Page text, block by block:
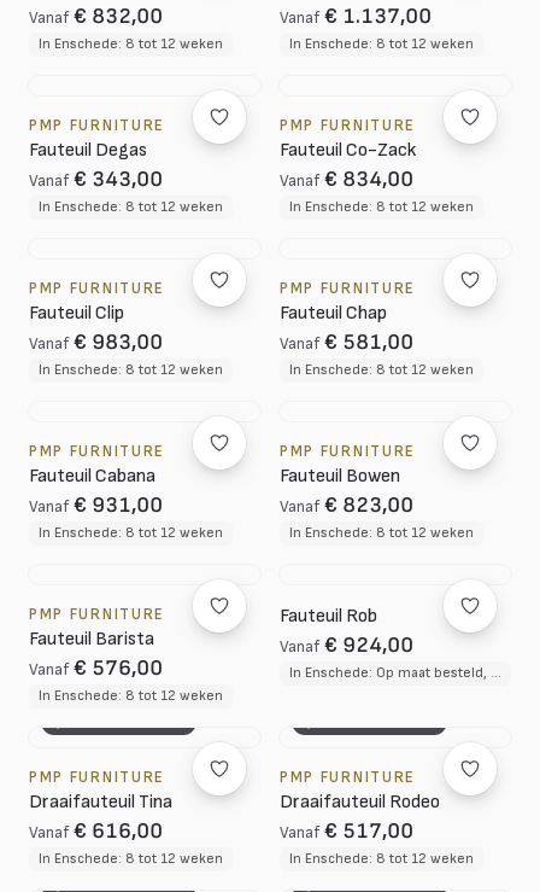
Vanaf € 832,00
In Enschede: 8 tot 12 weken
Vanaf € 1.137,00
In Enschede: 8 tot 12 weken
PMP FURNITURE
Fauteuil Degas
Vanaf € 343,00
In Enschede: 8 tot 12 weken
PMP FURNITURE
Fauteuil Co-Zack
Vanaf € 834,00
In Enschede: 8 tot 12 weken
PMP FURNITURE
Fauteuil Clip
Vanaf € 983,00
In Enschede: 8 tot 12 weken
PMP FURNITURE
Fauteuil Chap
Vanaf € 581,00
In Enschede: 8 tot 12 weken
PMP FURNITURE
Fauteuil Cabana
Vanaf € 931,00
In Enschede: 8 tot 12 weken
PMP FURNITURE
Fauteuil Bowen
Vanaf € 823,00
In Enschede: 8 tot 12 weken
PMP FURNITURE
Fauteuil Barista
Vanaf € 576,00
In Enschede: 8 tot 12 weken
Fauteuil Rob
Vanaf € 924,00
In Enschede: Op maat besteld, circa 3 tot 4 weken
PMP FURNITURE
Draaifauteuil Tina
Vanaf € 616,00
In Enschede: 8 tot 12 weken
PMP FURNITURE
Draaifauteuil Rodeo
Vanaf € 517,00
In Enschede: 8 tot 12 weken